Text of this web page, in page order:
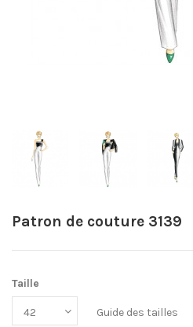
Patron de couture 3139
Taille
Guide des tailles